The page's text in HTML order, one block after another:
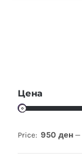
Цена
Price: 950 ден —